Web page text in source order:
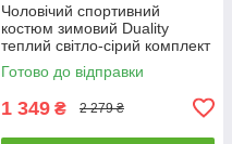
Чоловічий спортивний
костюм зимовий Duality
теплий світло-сірий комплект
худі штани на флісі
Готово до відправки
1 349 ₴ 2 279 ₴